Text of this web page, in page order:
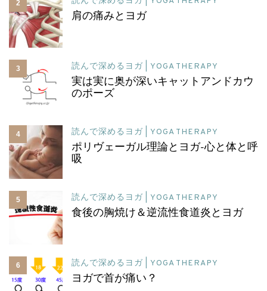
2
肩の痛みとヨガ
3 読んで深めるヨガ | YOGA THERAPY
実は実に奥が深いキャットアンドカウ
のポーズ
4 読んで深めるヨガ | YOGA THERAPY
ポリヴェーガル理論とヨガ-心と体と呼
吸
5 読んで深めるヨガ | YOGA THERAPY
食後の胸焼け＆逆流性食道炎とヨガ
6 読んで深めるヨガ | YOGA THERAPY
ヨガで首が痛い？